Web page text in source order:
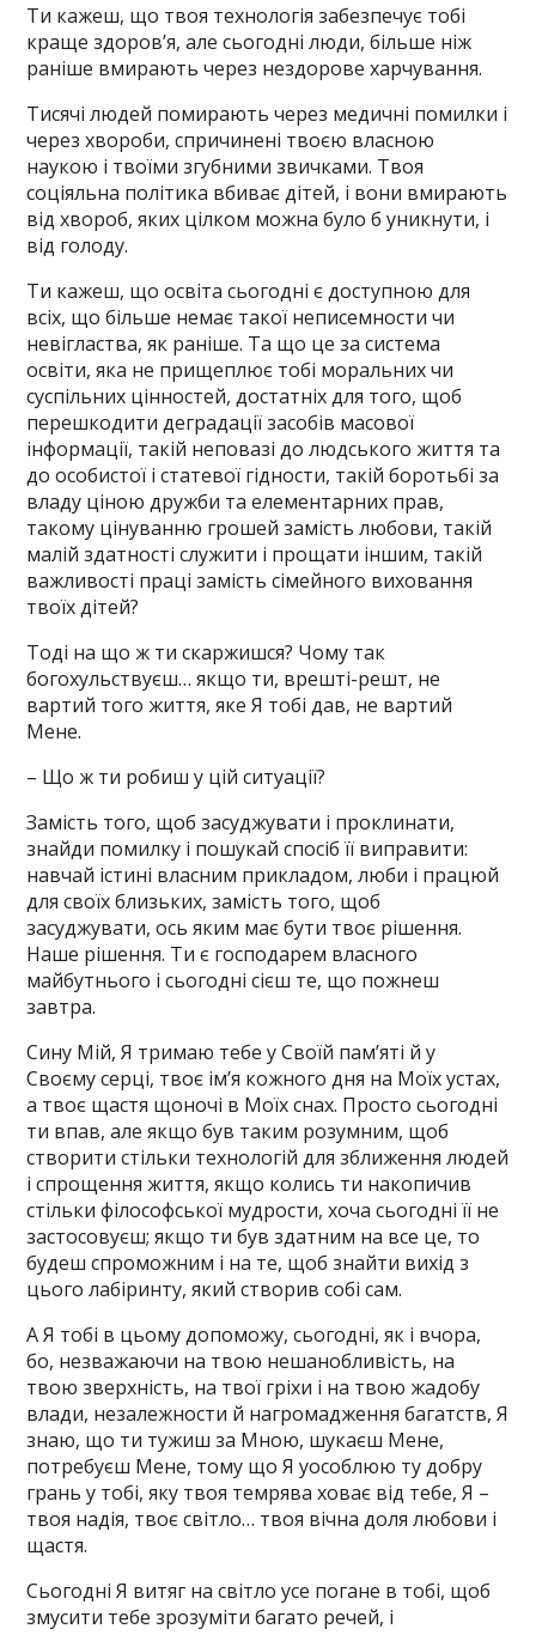
Ти кажеш, що твоя технологія забезпечує тобі
краще здоров’я, але сьогодні люди, більше ніж
раніше вмирають через нездорове харчування.
Тисячі людей помирають через медичні помилки і
через хвороби, спричинені твоєю власною
наукою і твоїми згубними звичками. Твоя
соціяльна політика вбиває дітей, і вони вмирають
від хвороб, яких цілком можна було б уникнути, і
від голоду.
Ти кажеш, що освіта сьогодні є доступною для
всіх, що більше немає такої неписемности чи
невігластва, як раніше. Та що це за система
освіти, яка не прищеплює тобі моральних чи
суспільних цінностей, достатніх для того, щоб
перешкодити деградації засобів масової
інформації, такій неповазі до людського життя та
до особистої і статевої гідности, такій боротьбі за
владу ціною дружби та елементарних прав,
такому цінуванню грошей замість любови, такій
малій здатності служити і прощати іншим, такій
важливості праці замість сімейного виховання
твоїх дітей?
Тоді на що ж ти скаржишся? Чому так
богохульствуєш… якщо ти, врешті-решт, не
вартий того життя, яке Я тобі дав, не вартий
Мене.
– Що ж ти робиш у цій ситуації?
Замість того, щоб засуджувати і проклинати,
знайди помилку і пошукай спосіб її виправити:
навчай істині власним прикладом, люби і працюй
для своїх близьких, замість того, щоб
засуджувати, ось яким має бути твоє рішення.
Наше рішення. Ти є господарем власного
майбутнього і сьогодні сієш те, що пожнеш
завтра.
Сину Мій, Я тримаю тебе у Своїй пам’яті й у
Своєму серці, твоє ім’я кожного дня на Моїх устах,
а твоє щастя щоночі в Моїх снах. Просто сьогодні
ти впав, але якщо був таким розумним, щоб
створити стільки технологій для зближення людей
і спрощення життя, якщо колись ти накопичив
стільки філософської мудрости, хоча сьогодні її не
застосовуєш; якщо ти був здатним на все це, то
будеш спроможним і на те, щоб знайти вихід з
цього лабіринту, який створив собі сам.
А Я тобі в цьому допоможу, сьогодні, як і вчора,
бо, незважаючи на твою нешанобливість, на
твою зверхність, на твої гріхи і на твою жадобу
влади, незалежности й нагромадження багатств, Я
знаю, що ти тужиш за Мною, шукаєш Мене,
потребуєш Мене, тому що Я уособлюю ту добру
грань у тобі, яку твоя темрява ховає від тебе, Я –
твоя надія, твоє світло… твоя вічна доля любови і
щастя.
Сьогодні Я витяг на світло усе погане в тобі, щоб
змусити тебе зрозуміти багато речей, і